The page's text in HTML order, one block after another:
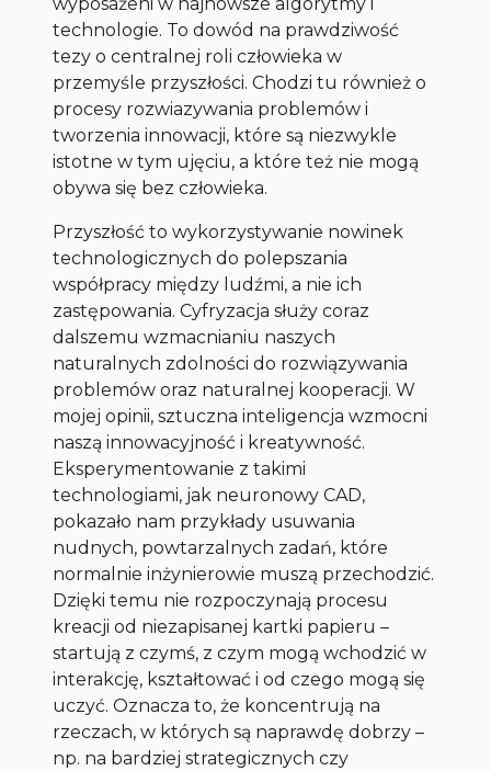
technologie. To dowód na prawdziwość
tezy o centralnej roli człowieka w
przemyśle przyszłości. Chodzi tu również o
procesy rozwiazywania problemów i
tworzenia innowacji, które są niezwykle
istotne w tym ujęciu, a które też nie mogą
obywa się bez człowieka.
Przyszłość to wykorzystywanie nowinek
technologicznych do polepszania
współpracy między ludźmi, a nie ich
zastępowania. Cyfryzacja służy coraz
dalszemu wzmacnianiu naszych
naturalnych zdolności do rozwiązywania
problemów oraz naturalnej kooperacji. W
mojej opinii, sztuczna inteligencja wzmocni
naszą innowacyjność i kreatywność.
Eksperymentowanie z takimi
technologiami, jak neuronowy CAD,
pokazało nam przykłady usuwania
nudnych, powtarzalnych zadań, które
normalnie inżynierowie muszą przechodzić.
Dzięki temu nie rozpoczynają procesu
kreacji od niezapisanej kartki papieru –
startują z czymś, z czym mogą wchodzić w
interakcję, kształtować i od czego mogą się
uczyć. Oznacza to, że koncentrują na
rzeczach, w których są naprawdę dobrzy –
np. na bardziej strategicznych czy